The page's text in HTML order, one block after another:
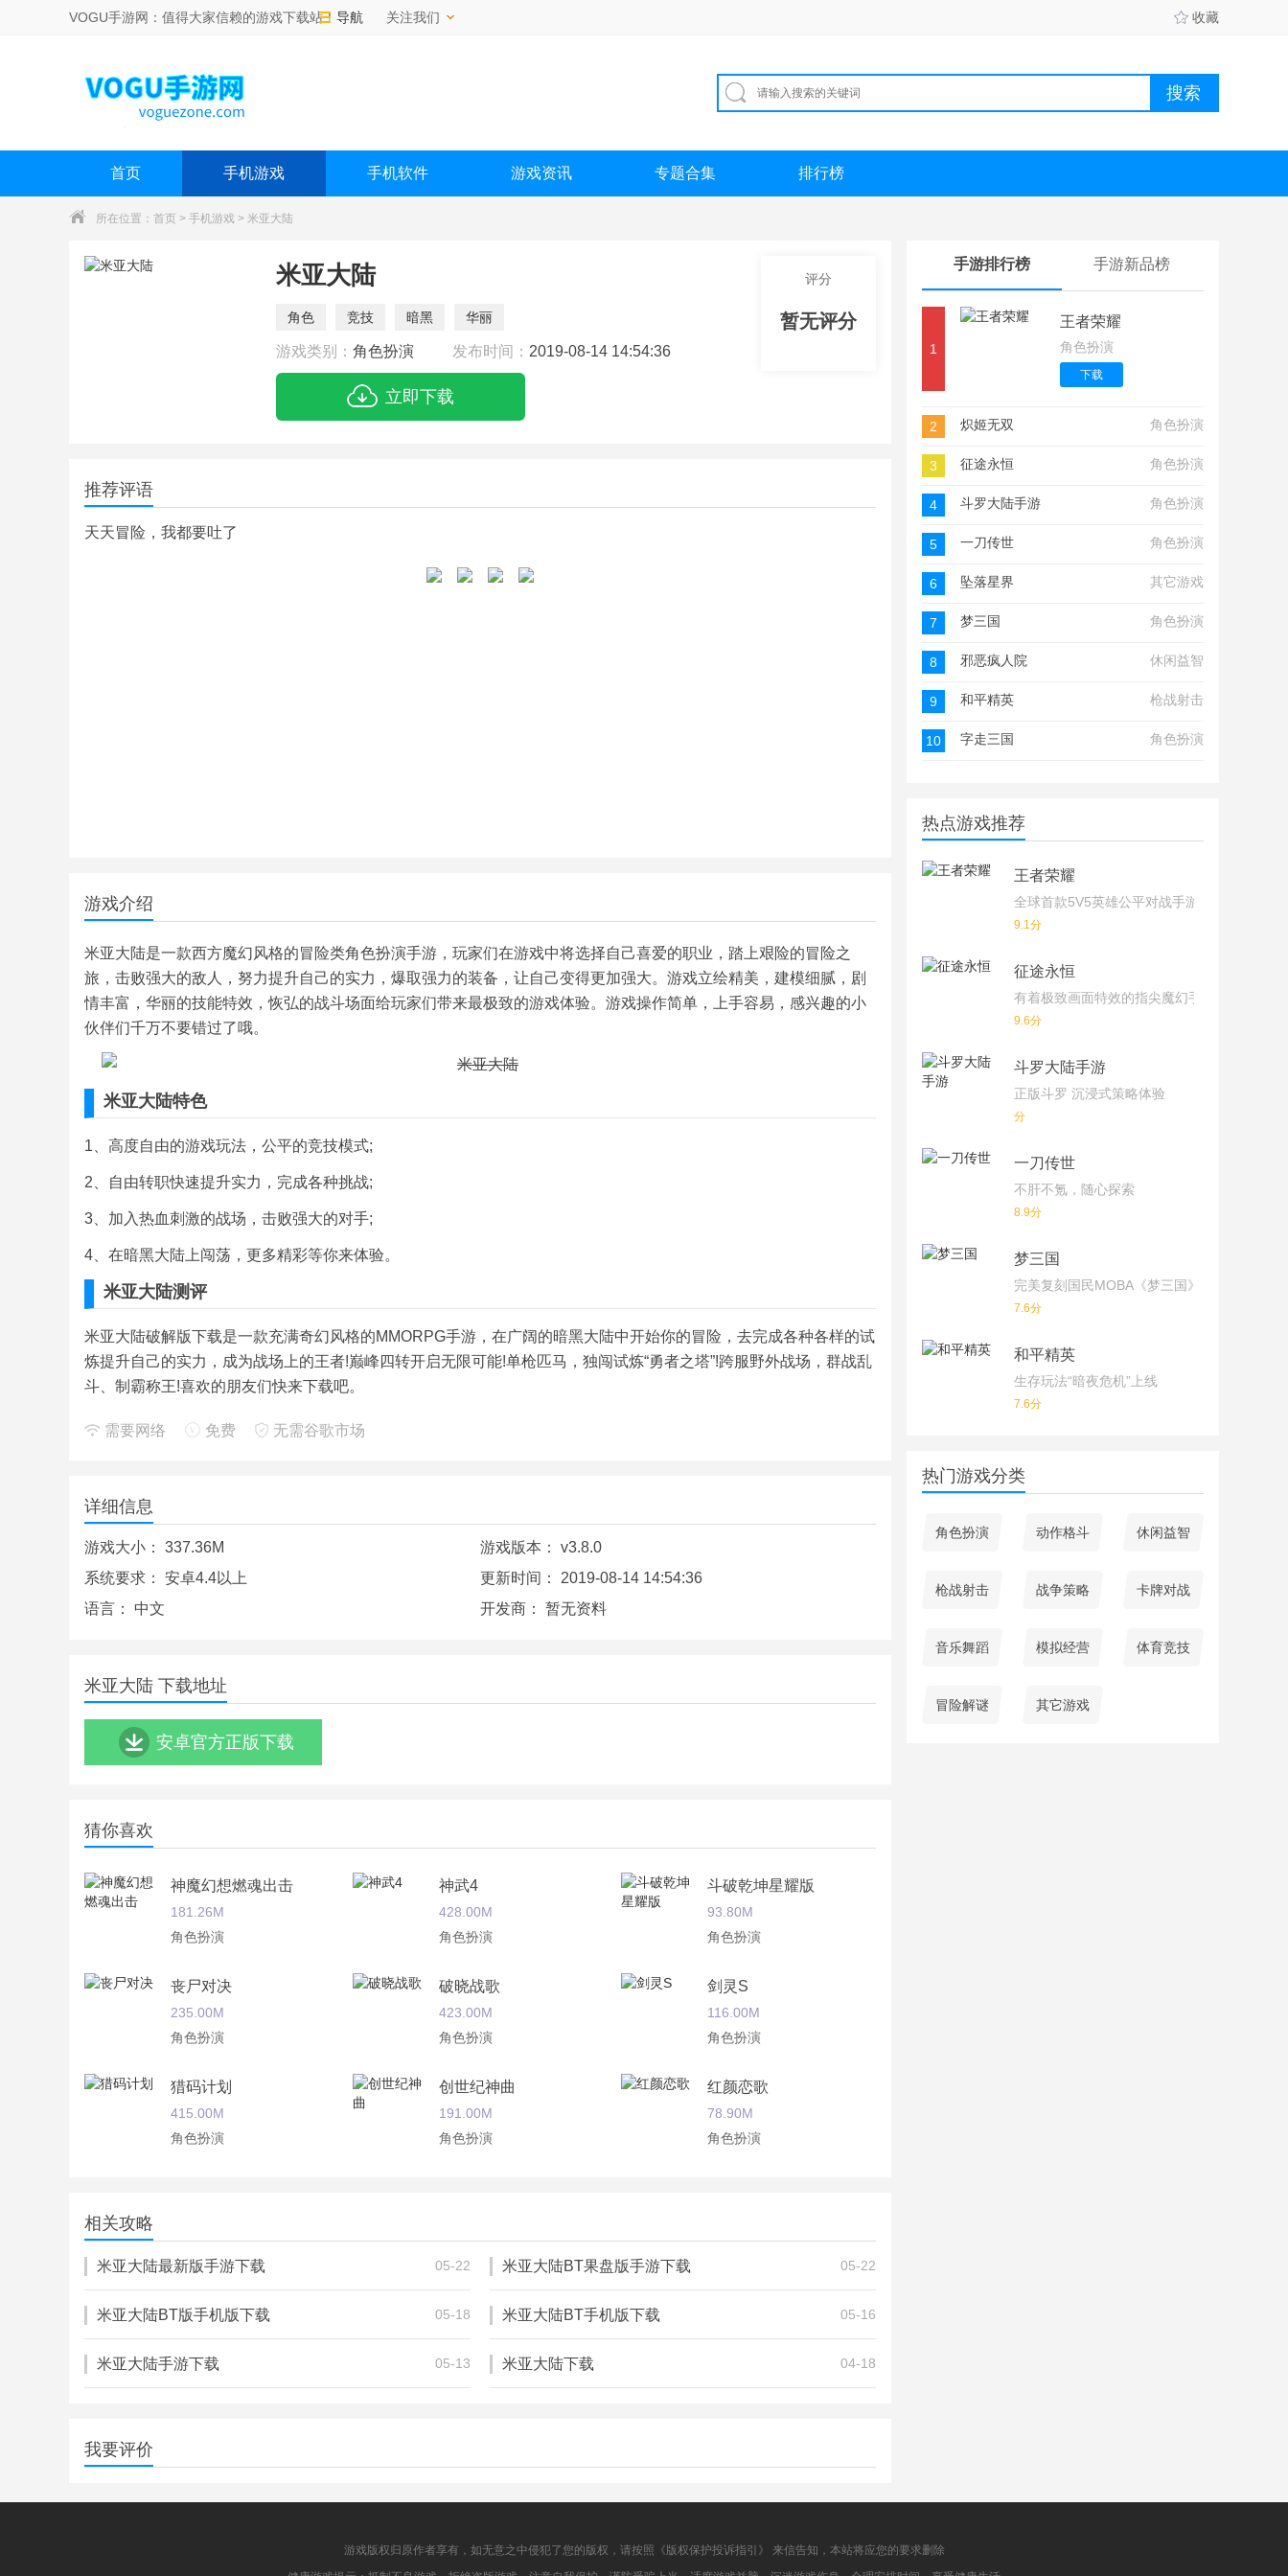
VOGU手游网：值得大家信赖的游戏下载站！ 导航 关注我们 收藏
首页 手机游戏 手机软件 游戏资讯 专题合集 排行榜
所在位置： 首页 > 手机游戏 > 米亚大陆
米亚大陆
角色 竞技 暗黑 华丽
游戏类别： 角色扮演 发布时间： 2019-08-14 14:54:36
立即下载
评分
暂无评分
推荐评语
天天冒险，我都要吐了
游戏介绍
米亚大陆是一款西方魔幻风格的冒险类角色扮演手游，玩家们在游戏中将选择自己喜爱的职业，踏上艰险的冒险之
旅，击败强大的敌人，努力提升自己的实力，爆取强力的装备，让自己变得更加强大。游戏立绘精美，建模细腻，剧
情丰富，华丽的技能特效，恢弘的战斗场面给玩家们带来最极致的游戏体验。游戏操作简单，上手容易，感兴趣的小
伙伴们千万不要错过了哦。
米亚大陆特色
1、高度自由的游戏玩法，公平的竞技模式;
2、自由转职快速提升实力，完成各种挑战;
3、加入热血刺激的战场，击败强大的对手;
4、在暗黑大陆上闯荡，更多精彩等你来体验。
米亚大陆测评
米亚大陆破解版下载是一款充满奇幻风格的MMORPG手游，在广阔的暗黑大陆中开始你的冒险，去完成各种各样的试
炼提升自己的实力，成为战场上的王者!巅峰四转开启无限可能!单枪匹马，独闯试炼“勇者之塔”!跨服野外战场，群战乱
斗、制霸称王!喜欢的朋友们快来下载吧。
需要网络 免费 无需谷歌市场
详细信息
游戏大小： 337.36M 游戏版本： v3.8.0
系统要求： 安卓4.4以上 更新时间： 2019-08-14 14:54:36
语言： 中文 开发商： 暂无资料
米亚大陆 下载地址
安卓官方正版下载
猜你喜欢
神魔幻想燃魂出击
181.26M
角色扮演
神武4
428.00M
角色扮演
斗破乾坤星耀版
93.80M
角色扮演
丧尸对决
235.00M
角色扮演
破晓战歌
423.00M
角色扮演
剑灵S
116.00M
角色扮演
猎码计划
415.00M
角色扮演
创世纪神曲
191.00M
角色扮演
红颜恋歌
78.90M
角色扮演
角色扮演
角色扮演
角色扮演
相关攻略
米亚大陆最新版手游下载 05-22 米亚大陆BT果盘版手游下载 05-22
米亚大陆BT版手机版下载 05-18 米亚大陆BT手机版下载 05-16
米亚大陆手游下载 05-13 米亚大陆下载 04-18
我要评价
手游排行榜 手游新品榜
1
王者荣耀
角色扮演
下载
2 炽姬无双 角色扮演
3 征途永恒 角色扮演
4 斗罗大陆手游 角色扮演
5 一刀传世 角色扮演
6 坠落星界 其它游戏
7 梦三国 角色扮演
8 邪恶疯人院 休闲益智
9 和平精英 枪战射击
10 字走三国 角色扮演
热点游戏推荐
王者荣耀
全球首款5V5英雄公平对战手游
9.1分
征途永恒
有着极致画面特效的指尖魔幻手游
9.6分
斗罗大陆手游
正版斗罗 沉浸式策略体验
分
一刀传世
不肝不氪，随心探索
8.9分
梦三国
完美复刻国民MOBA《梦三国》端游！
7.6分
和平精英
生存玩法“暗夜危机”上线
7.6分
热门游戏分类
角色扮演 动作格斗 休闲益智
枪战射击 战争策略 卡牌对战
音乐舞蹈 模拟经营 体育竞技
冒险解谜 其它游戏
游戏版权归原作者享有，如无意之中侵犯了您的版权，请按照《版权保护投诉指引》 来信告知，本站将应您的要求删除